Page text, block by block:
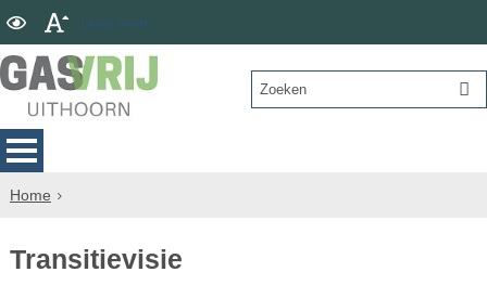
Lees voor
Home
Transitievisie